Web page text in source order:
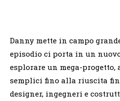
Danny mette in campo
episodio ci porta in un
esplorare un mega-
semplici fino alla riuscita
designer, ingegneri e